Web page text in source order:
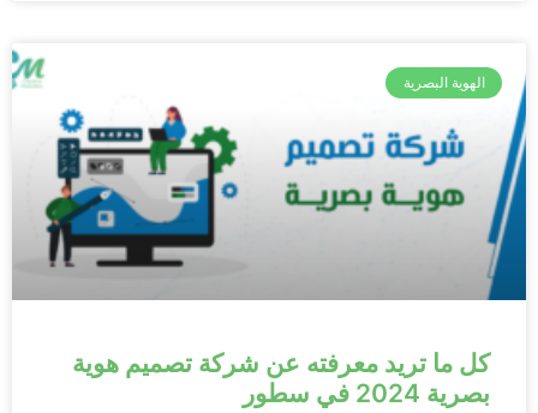
الهوية البصرية
كل ما تريد معرفته عن شركة تصميم هوية
بصرية 2024 في سطور